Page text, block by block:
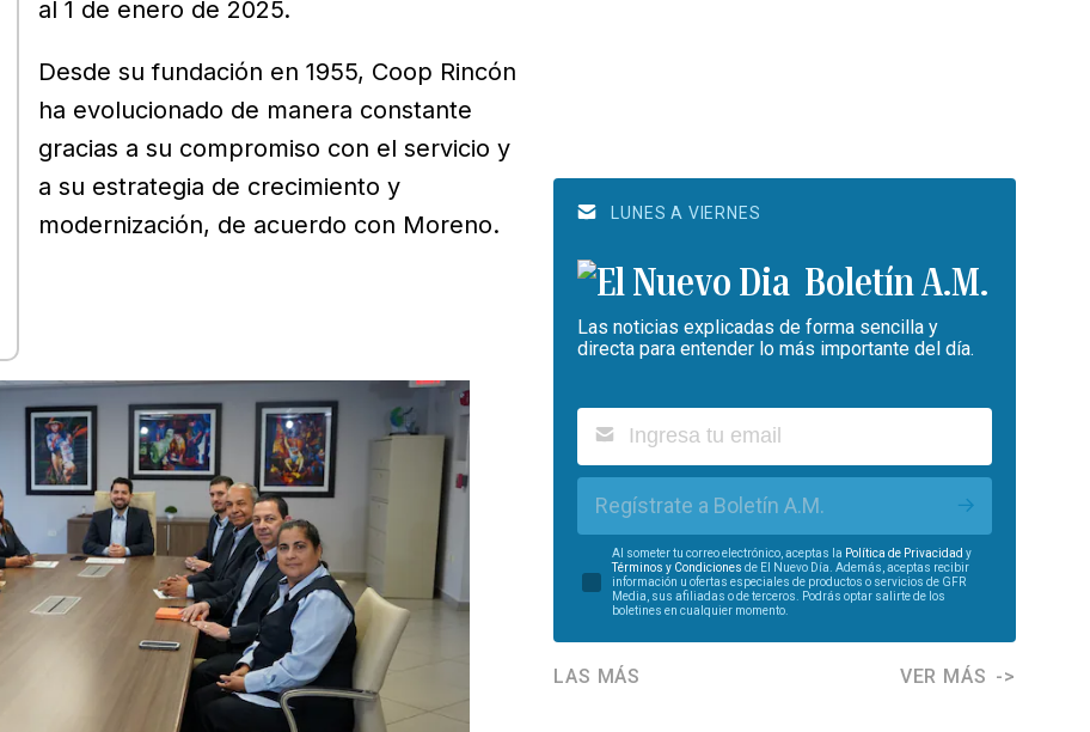
al 1 de enero de 2025.
Desde su fundación en 1955, Coop Rincón
ha evolucionado de manera constante
gracias a su compromiso con el servicio y
a su estrategia de crecimiento y
modernización, de acuerdo con Moreno.
LUNES A VIERNES
Boletín A.M.
Las noticias explicadas de forma sencilla y
directa para entender lo más importante del día.
Regístrate a Boletín A.M.
Al someter tu correo electrónico, aceptas la Política de Privacidad y
Términos y Condiciones de El Nuevo Día. Además, aceptas recibir
información u ofertas especiales de productos o servicios de GFR
Media, sus afiliadas o de terceros. Podrás optar salirte de los
boletines en cualquier momento.
LAS MÁS VER MÁS